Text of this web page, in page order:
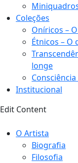
Coleções
Oníricos –
Étnicos – O
longe
Institucional
Edit Content
O Artista
Biografia
Filosofia